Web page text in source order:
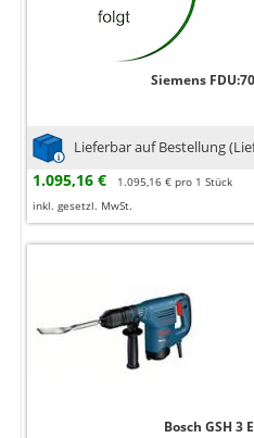
Siemens
Lieferbar auf Bestellung
1.095,16 €
1.095,16 € pro 1 Stück
inkl. gesetzl. MwSt.
Bosch GSH 3